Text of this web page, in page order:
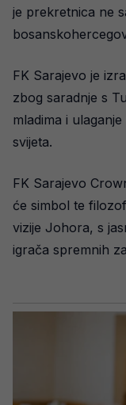
je prekretnica ne
FK Sarajevo je
zbog saradnje s
mladima i
svijeta.
FK Sarajevo
će simbol te
vizije Johora, s
igrača spremnih